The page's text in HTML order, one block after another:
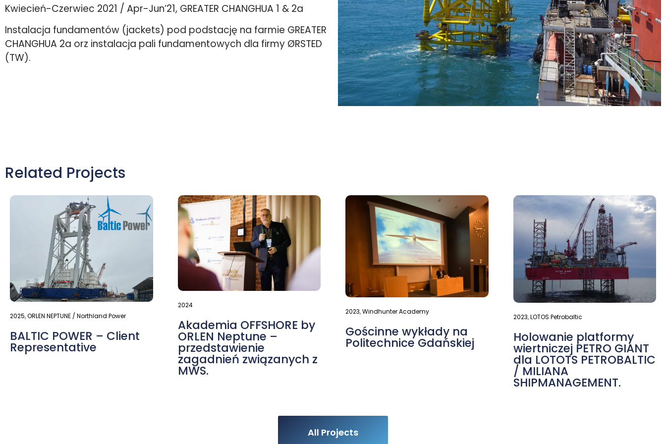
Kwiecień-Czerwiec 2021 / Apr-Jun’21, GREATER CHANGHUA 1 & 2a
Instalacja fundamentów (jackets) pod podstację na farmie GREATER
CHANGHUA 2a orz instalacja pali fundamentowych dla firmy ØRSTED
(TW).
Related Projects
2025,ORLEN NEPTUNE / Northland Power
BALTIC POWER – Client
Representative
2024
Akademia OFFSHORE by
ORLEN Neptune –
przedstawienie
zagadnień związanych z
MWS.
2023,Windhunter Academy
Gościnne wykłady na
Politechnice Gdańskiej
2023,LOTOS Petrobaltic
Holowanie platformy
wiertniczej PETRO GIANT
dla LOTOTS PETROBALTIC
/ MILIANA
SHIPMANAGEMENT.
All Projects